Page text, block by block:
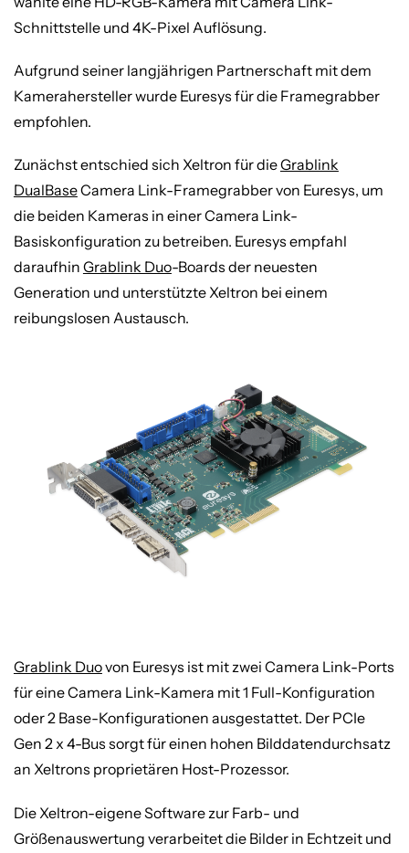
Schnittstelle und 4K-Pixel Auflösung.
Aufgrund seiner langjährigen Partnerschaft mit dem
Kamerahersteller wurde Euresys für die Framegrabber
empfohlen.
Zunächst entschied sich Xeltron für dieGrablink
DualBaseCamera Link-Framegrabber von Euresys, um
die beiden Kameras in einer Camera Link-
Basiskonfiguration zu betreiben. Euresys empfahl
daraufhin Grablink Duo-Boards der neuesten
Generation und unterstützte Xeltron bei einem
reibungslosen Austausch.
Grablink Duovon Euresys ist mit zwei Camera Link-Ports
für eine Camera Link-Kamera mit 1 Full-Konfiguration
oder 2 Base-Konfigurationen ausgestattet. Der PCIe
Gen 2 x 4-Bus sorgt für einen hohen Bilddatendurchsatz
an Xeltrons proprietären Host-Prozessor.
Die Xeltron-eigene Software zur Farb- und
Größenauswertung verarbeitet die Bilder in Echtzeit und